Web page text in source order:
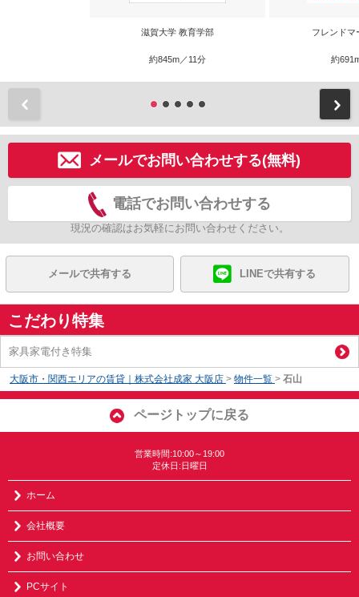
滋賀大学 教育学部
約845m／11分
フレンドマ
約
メールでお問い合わせする(無料)
電話でお問い合わせする
現況の確認はお気軽にお問い合わせください。
メールで共有する LINEで共有する
こだわり特集
家具家電付き特集
大阪市・関西エリアの賃貸｜株式会社成家 大阪店 > 物件一覧 > 石山
ページトップに戻る
営業時間:10:00～19:00
定休日:日曜日
ホーム
会社概要
お問い合わせ
PCサイト